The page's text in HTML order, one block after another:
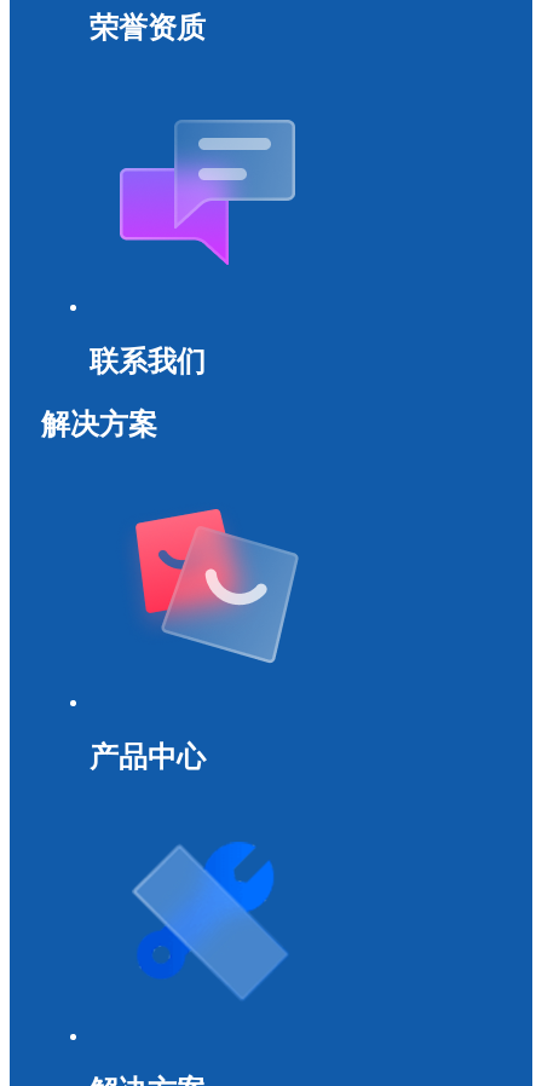
荣誉资质
联系我们
解决方案
产品中心